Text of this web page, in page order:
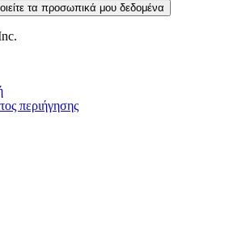
τα προσωπικά μου δεδομένα
περιήγησης